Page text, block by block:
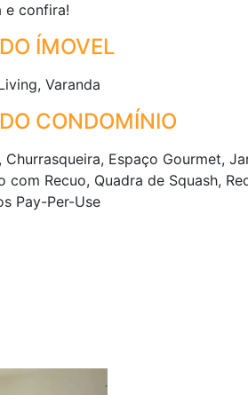
e confira!
ÍMOVEL
Varanda
CONDOMÍNIO
Espaço Gourmet,
com Recuo, Quadra de Squash,
Pay-Per-Use